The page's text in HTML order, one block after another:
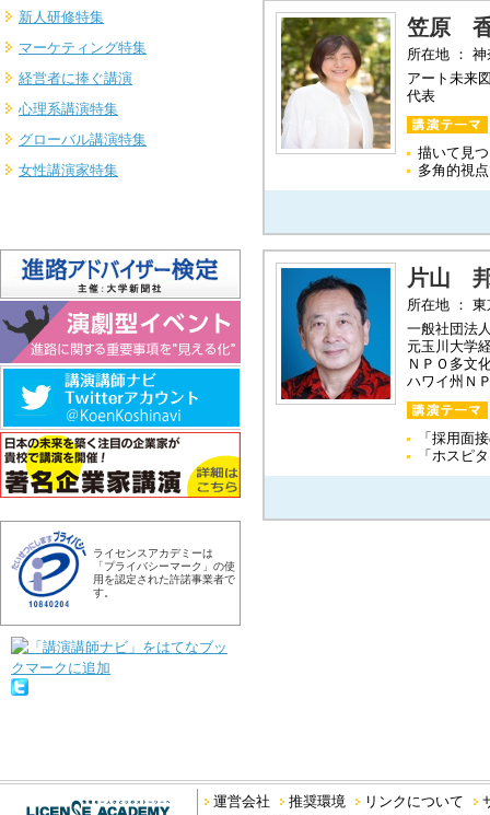
新人研修特集
マーケティング特集
経営者に捧ぐ講演
心理系講演特集
グローバル講演特集
女性講演家特集
ライセンスアカデミーは
「プライバシーマーク」の使
用を認定された許諾事業者で
す。
笠原
所在地 ：
アート未来
代表
描いて見
多角的視
片山
所在地 ：
一般社団法
元玉川大学
ＮＰＯ多文
ハワイ州Ｎ
「採用面
「ホス
運営会社 推奨環境 リンクについて